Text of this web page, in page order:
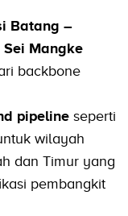
Batang –
Sei Mangke
backbone
pipeline seperti
wilayah
dan Timur yang
pembangkit